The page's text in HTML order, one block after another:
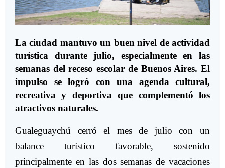
La ciudad mantuvo un buen nivel de actividad
turística durante julio, especialmente en las
semanas del receso escolar de Buenos Aires. El
impulso se logró con una agenda cultural,
recreativa y deportiva que complementó los
atractivos naturales.
Gualeguaychú cerró el mes de julio con un
balance turístico favorable, sostenido
principalmente en las dos semanas de vacaciones